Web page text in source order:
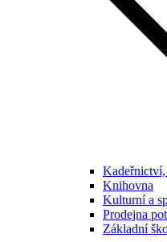
Kadeřnictví,
Knihovna
Kulturní a
Prodejna
Základní